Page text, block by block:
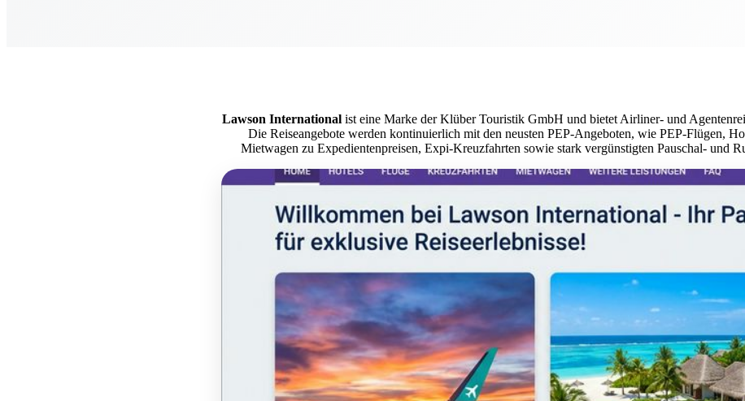
Lawson International ist eine Marke der Klüber Touristik GmbH und bietet Airliner- und
Die Reiseangebote werden kontinuierlich mit den neusten PEP-Angeboten, wie PEP-Flügen,
Mietwagen zu Expedientenpreisen, Expi-Kreuzfahrten sowie stark vergünstigten Pauschal- und